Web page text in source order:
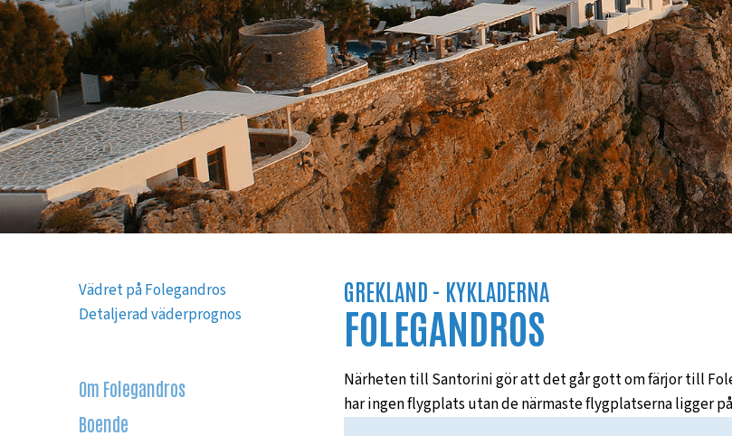
Vädret på Folegandros
Detaljerad väderprognos
Om Folegandros
Boende
GREKLAND - KYKLADERNA
FOLEGANDROS
Närheten till Santorini gör att det går gott om färjor till
har ingen flygplats utan de närmaste flygplatserna ligger